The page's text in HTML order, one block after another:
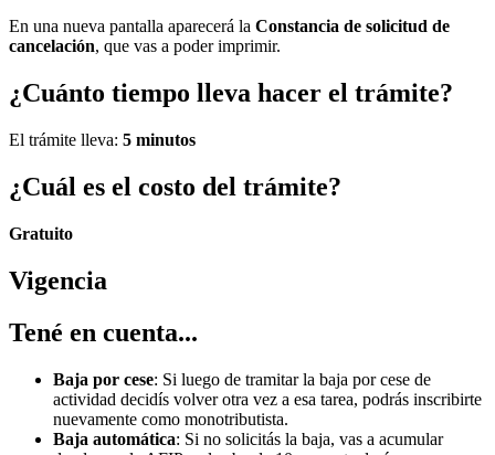
En una nueva pantalla aparecerá la Constancia de solicitud de
cancelación, que vas a poder imprimir.
¿Cuánto tiempo lleva hacer el trámite?
El trámite lleva: 5 minutos
¿Cuál es el costo del trámite?
Gratuito
Vigencia
Tené en cuenta...
Baja por cese: Si luego de tramitar la baja por cese de
actividad decidís volver otra vez a esa tarea, podrás inscribirte
nuevamente como monotributista.
Baja automática: Si no solicitás la baja, vas a acumular